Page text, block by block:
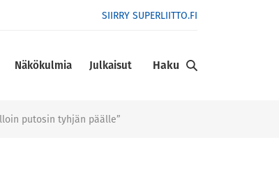
SIIRRY SUPERLIITTO.FI
Näkökulmia Julkaisut Haku
putosin tyhjän päälle”